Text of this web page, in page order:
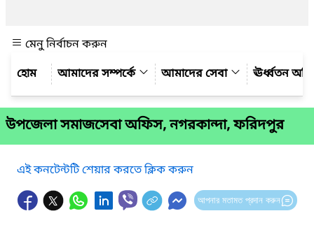
মেনু নির্বাচন করুন
আমাদের সম্পর্কে
আমাদের সেবা ঊর্ধ্বতন
উপজেলা সমাজসেবা অফিস, নগরকান্দা, ফরিদপুর
এই কনটেন্টটি শেয়ার করতে ক্লিক করুন
আপনার মতামত প্রদান করুন